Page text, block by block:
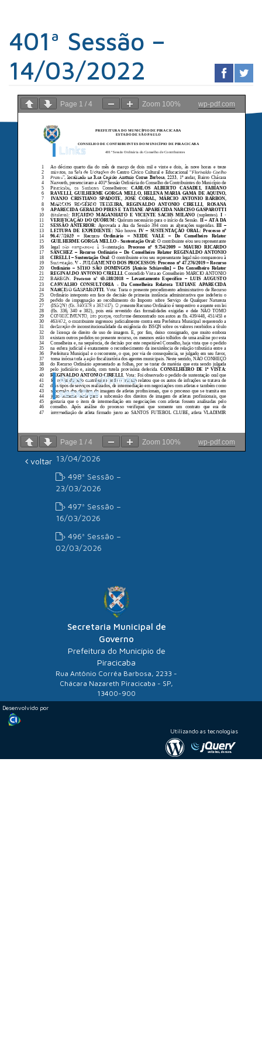
401ª Sessão –
14/03/2022
Page 1 / 4 Zoom 100% wp-pdf.com
Page 1 / 4 Zoom 100% wp-pdf.com
voltar
Links
Sindicato dos
Contabilistas
Prefeitura de
Piracicaba
Portal da
Transparência
Câmara de
Vereadores de
Piracicaba
Associação dos
Advogados de São
Paulo
Atas - Últimas
sessões
› 500ª Sessão –
› 499ª Sessão –
13/04/2026
› 498ª Sessão –
23/03/2026
› 497ª Sessão –
16/03/2026
› 496ª Sessão –
02/03/2026
Secretaria Municipal de
Governo
Prefeitura do Município de
Piracicaba
Rua Antônio Corrêa Barbosa, 2233 -
Chácara Nazareth Piracicaba - SP,
13400-900
Desenvolvido por
Utilizando as tecnologias